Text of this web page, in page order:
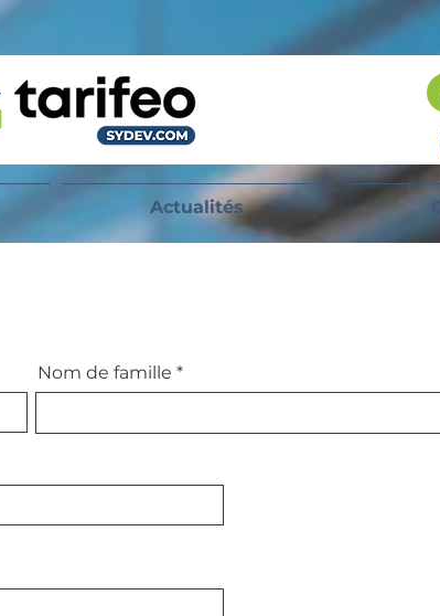
Actualités
Nom de famille